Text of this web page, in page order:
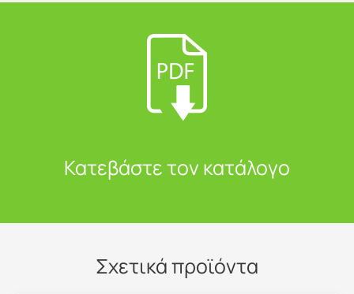
Κατεβάστε τον κατάλογο
Σχετικά προϊόντα